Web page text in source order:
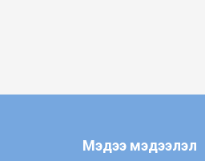
Мэдээ мэдээлэл